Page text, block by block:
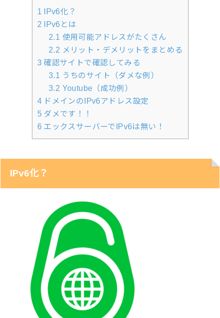
1 IPv6化？
2 IPv6とは
2.1 使用可能アドレスがたくさん
2.2 メリット・デメリットをまとめる
3確認サイトで確認してみる
3.1 うちのサイト（ダメな例）
3.2 Youtube（成功例）
4ドメインのIPv6アドレス設定
5ダメです！！
6エックスサーバーでIPv6は無い！
IPv6化？